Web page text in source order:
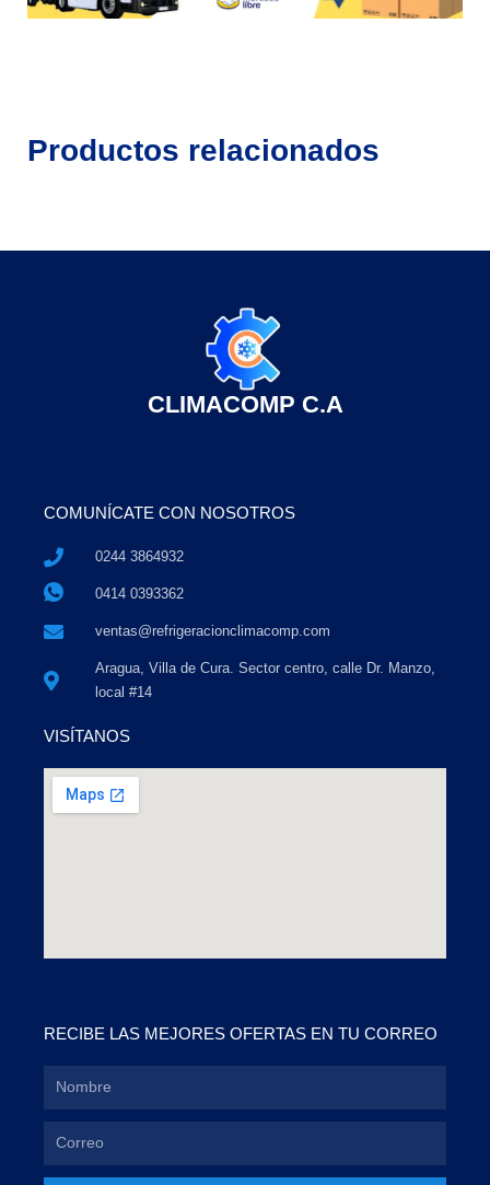
Productos relacionados
CLIMACOMP C.A
COMUNÍCATE CON NOSOTROS
0244 3864932
0414 0393362
ventas@refrigeracionclimacomp.com
Aragua, Villa de Cura. Sector centro, calle Dr. Manzo,
local #14
VISÍTANOS
RECIBE LAS MEJORES OFERTAS EN TU CORREO